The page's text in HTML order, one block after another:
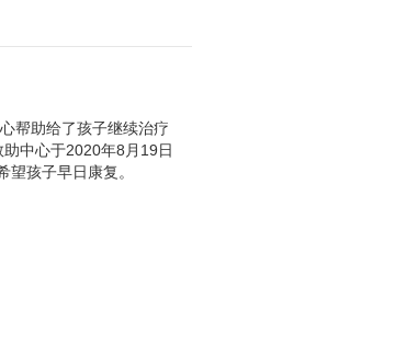
再根据病情做进一步
帮助给了孩子继续治疗
中心于2020年8月19日
孩子早日康复。